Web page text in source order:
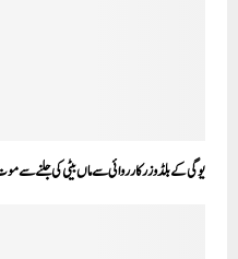
یوگی کے بلڈوزر کارروائی سے ماں بیٹی کی جلنے سے